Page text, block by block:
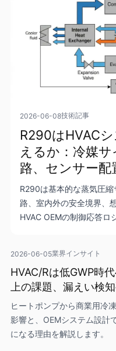
2026-06-08技術記事
R290はHVAC
えるか：冷媒
路、センサー配
R290は基本的な蒸気圧
路、室内外の安全境界、
HVAC OEMの制御応答ロ
2026-06-05業界インサイト
HVAC/Rは低GWP時
上の課題、漏えい検
ヒートポンプから商業用冷
影響と、OEMシステム設計
になる理由を解説します。